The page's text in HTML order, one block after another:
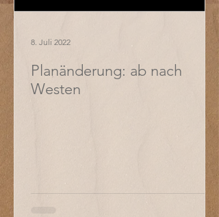
Planänderung: ab nach
Westen
8. Juli 2022